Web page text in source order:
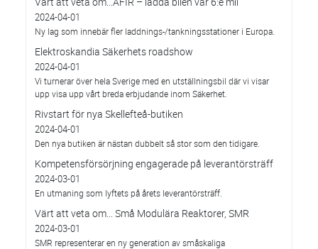
2024-04-01
Ny lag som innebär fler laddnings-/tankningsstationer i Europa.
Elektroskandia Säkerhets roadshow
2024-04-01
Vi turnerar över hela Sverige med en utställningsbil där vi visar
upp visa upp vårt breda erbjudande inom Säkerhet.
Rivstart för nya Skellefteå-butiken
2024-04-01
Den nya butiken är nästan dubbelt så stor som den tidigare.
Kompetensförsörjning engagerade på leverantörsträff
2024-03-01
En utmaning som lyftets på årets leverantörsträff.
Värt att veta om... Små Modulära Reaktorer, SMR
2024-03-01
SMR representerar en ny generation av småskaliga